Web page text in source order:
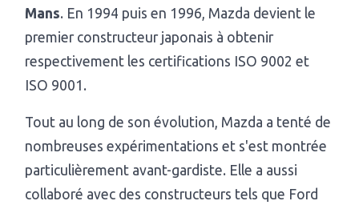
Mans. En 1994 puis en 1996, Mazda devient le
premier constructeur japonais à obtenir
respectivement les certifications ISO 9002 et
ISO 9001.
Tout au long de son évolution, Mazda a tenté de
nombreuses expérimentations et s'est montrée
particulièrement avant-gardiste. Elle a aussi
collaboré avec des constructeurs tels que Ford